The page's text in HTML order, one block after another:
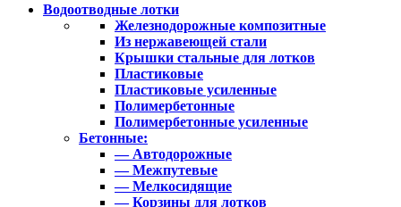
Водоотводные лотки
Железнодорожные композитные
Из нержавеющей стали
Крышки стальные для лотков
Пластиковые
Пластиковые усиленные
Полимербетонные
Полимербетонные усиленные
Бетонные:
— Автодорожные
— Межпутевые
— Мелкосидящие
— Корзины для лотков